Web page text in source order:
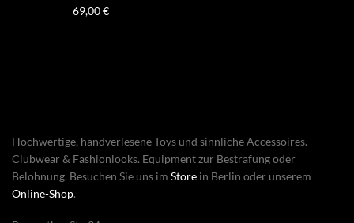
69,00€
Hochwertige, handverlesene Toys und sinnliche Accessoires.
Clubwear & Fashionlooks. Equipment zur Bestrafung oder
Belohnung. Besuchen Sie uns im Store in Berlin oder unserem
Online-Shop.